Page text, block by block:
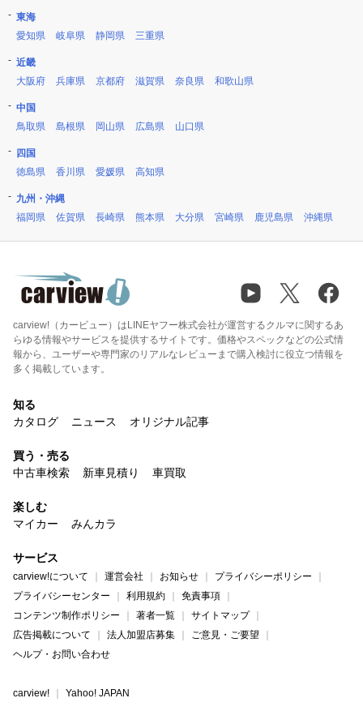
東海
愛知県
岐阜県 静岡県 三重県
近畿
大阪府
兵庫県 京都府 滋賀県 奈良県 和歌山県
中国
鳥取県
島根県 岡山県 広島県 山口県
四国
徳島県
香川県 愛媛県 高知県
九州・沖縄
福岡県
佐賀県 長崎県 熊本県 大分県 宮崎県 鹿児島県 沖縄県
carview!（カービュー）はLINEヤフー株式会社が運営するクルマに関するあ
らゆる情報やサービスを提供するサイトです。価格やスペックなどの公式情
報から、ユーザーや専門家のリアルなレビューまで購入検討に役立つ情報を
多く掲載しています。
知る
カタログ
ニュース オリジナル記事
買う・売る
中古車検索
新車見積り 車買取
楽しむ
マイカー
みんカラ
サービス
carview!について 運営会社 お知らせ
プライバシーポリシー
プライバシーセンター
利用規約
免責事項
コンテンツ制作ポリシー
著者一覧
サイトマップ
広告掲載について
法人加盟店募集
ご意見・ご要望
ヘルプ・お問い合わせ
carview! Yahoo! JAPAN